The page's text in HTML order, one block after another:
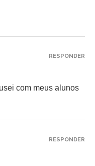
com meus alunos
RESPONDER
RESPONDER